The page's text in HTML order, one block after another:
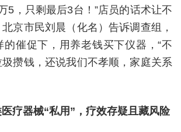
5，只剩最后3台！”店员的话术让不
京市民刘晨（化名）告诉调查组，
的催促下，用养老钱买下仪器，“不
攒钱，还说我们不孝顺，家庭关系
疗器械“私用”，疗效存疑且藏风险